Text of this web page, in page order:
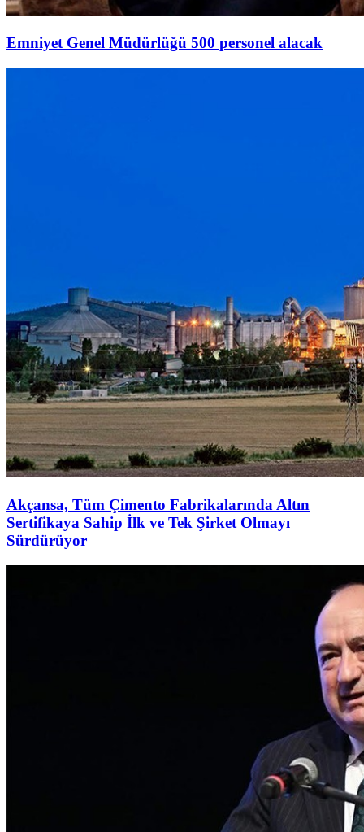
Emniyet Genel Müdürlüğü 500 personel alacak
Akçansa, Tüm Çimento Fabrikalarında Altın
Sertifikaya Sahip İlk ve Tek Şirket Olmayı
Sürdürüyor